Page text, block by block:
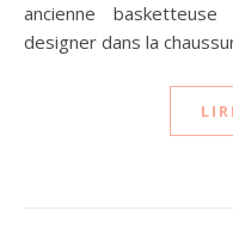
ancienne
designer dans la